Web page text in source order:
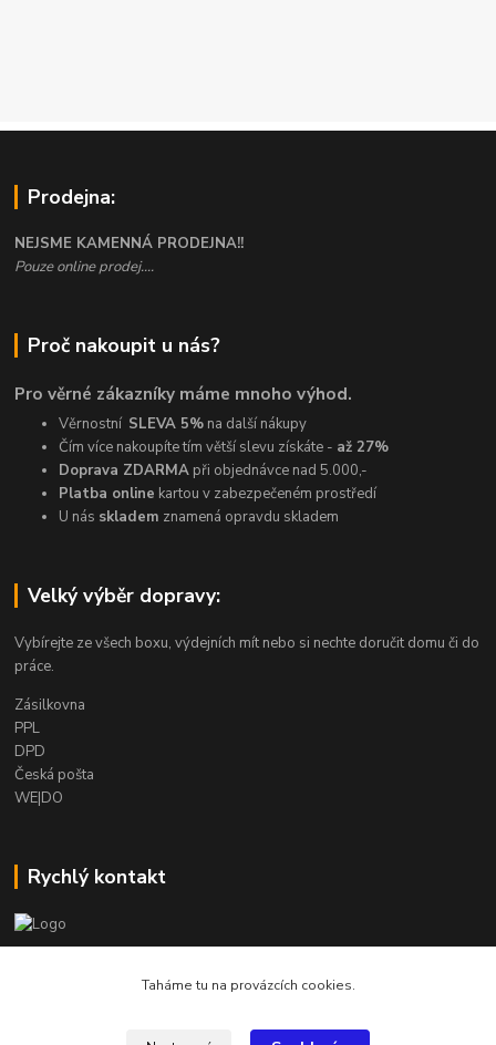
Prodejna:
NEJSME KAMENNÁ PRODEJNA!!
Pouze online prodej....
Proč nakoupit u nás?
Pro věrné zákazníky máme mnoho výhod.
Věrnostní SLEVA 5% na další nákupy
Čím více nakoupíte tím větší slevu získáte - až 27%
Doprava ZDARMA při objednávce nad 5.000,-
Platba online kartou v zabezpečeném prostředí
U nás skladem znamená opravdu skladem
Velký výběr dopravy:
Vybírejte ze všech boxu, výdejních mít nebo si nechte doručit domu či do
práce.
Zásilkovna
PPL
DPD
Česká pošta
WE|DO
Rychlý kontakt
info@armygalanterie.czTaháme tu na provázcích cookies.